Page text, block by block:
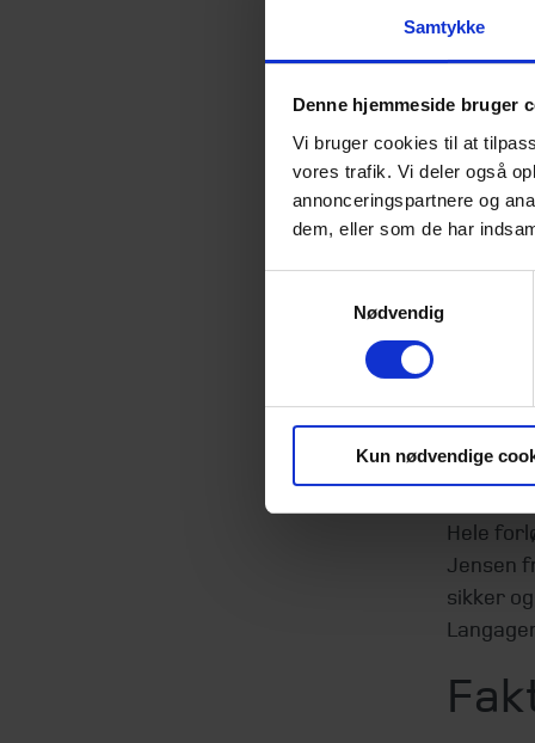
Samtykke
Denne hjemmeside bruger
Vi bruger cookies til at
vores trafik. Vi deler også
annonceringspartnere og
dem, eller som de har
Nødvendig
Kun nødvendige
Tecta
Jacob
”Vi
og er
vi
bruger
Hele
Jensen
sikker